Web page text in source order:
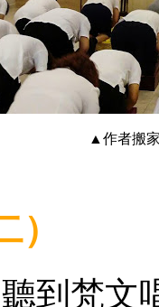
▲作者搬
到梵文